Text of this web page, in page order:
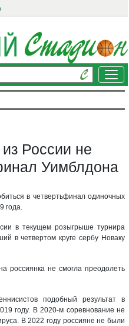
России не
Уимблдона
в четвертьфинал одиночных
года.
в текущем розыгрыше турнира
в четвертом круге сербу Новаку
россиянка не смогла преодолеть
подобный результат в
году. В 2020-м соревнование не
В 2022 году россияне не были